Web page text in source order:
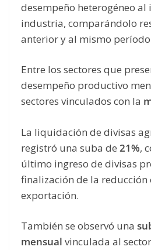
desempeño heterogéneo al
industria, comparándolo
anterior y al mismo
Entre los sectores que
desempeño productivo
sectores vinculados con la
La liquidación de divisas
registró una suba de 21%,
último ingreso de divisas
finalización de la reducción
exportación.
También se observó una
mensual vinculada al